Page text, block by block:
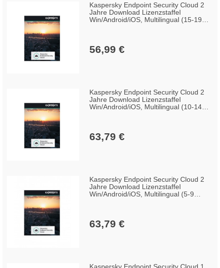
Kaspersky Endpoint Security Cloud 2
Jahre Download Lizenzstaffel
Win/Android/iOS, Multilingual (15-19
56,99 €
Kaspersky Endpoint Security Cloud 2
Jahre Download Lizenzstaffel
Win/Android/iOS, Multilingual (10-14
63,79 €
Kaspersky Endpoint Security Cloud 2
Jahre Download Lizenzstaffel
Win/Android/iOS, Multilingual (5-9
63,79 €
Kaspersky Endpoint Security Cloud 1